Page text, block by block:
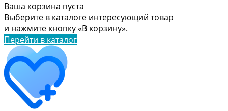
Ваша корзина пуста
Выберите в каталоге интересующий товар
и нажмите кнопку «В корзину».
Перейти в каталог